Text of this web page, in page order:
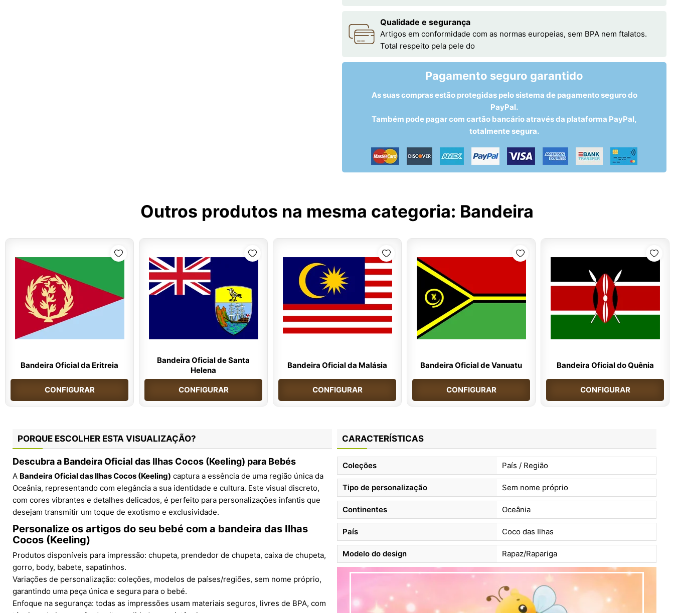
Qualidade e segurança
Artigos em conformidade com as normas europeias, sem BPA nem ftalatos.
Total respeito pela pele do
Pagamento seguro garantido
As suas compras estão protegidas pelo sistema de pagamento seguro do
PayPal.
Também pode pagar com cartão bancário através da plataforma PayPal,
totalmente segura.
Outros produtos na mesma categoria: Bandeira
Bandeira Oficial da Eritreia
CONFIGURAR
Bandeira Oficial de Santa
Helena
CONFIGURAR
Bandeira Oficial da Malásia
CONFIGURAR
Bandeira Oficial de Vanuatu
CONFIGURAR
Bandeira Oficial do Quênia
CONFIGURAR
PORQUE ESCOLHER ESTA VISUALIZAÇÃO?
Descubra a Bandeira Oficial das Ilhas Cocos (Keeling) para Bebés
A Bandeira Oficial das Ilhas Cocos (Keeling) captura a essência de uma região única da
Oceânia, representando com elegância a sua identidade e cultura. Este visual discreto,
com cores vibrantes e detalhes delicados, é perfeito para personalizações infantis que
desejam transmitir um toque de exotismo e exclusividade.
Personalize os artigos do seu bebé com a bandeira das Ilhas
Cocos (Keeling)
Produtos disponíveis para impressão: chupeta, prendedor de chupeta, caixa de chupeta,
gorro, body, babete, sapatinhos.
Variações de personalização: coleções, modelos de países/regiões, sem nome próprio,
garantindo uma peça única e segura para o bebé.
Enfoque na segurança: todas as impressões usam materiais seguros, livres de BPA, com
CARACTERÍSTICAS
Coleções País / Região
Tipo de personalização Sem nome próprio
Continentes Oceânia
País Coco das Ilhas
Modelo do design Rapaz/Rapariga